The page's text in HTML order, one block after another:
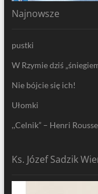
Najnowsze
pustki
W Rzymie dziś
Nie bójcie się ich!
Ułomki
,,Celnik” – Henri
Ks. Józef Sadzik